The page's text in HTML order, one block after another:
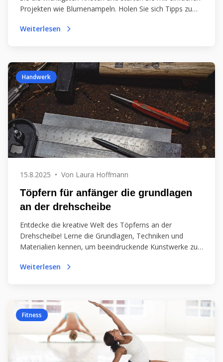
Projekten wie Blumenampeln. Holen Sie sich Tipps zu
Weiterlesen
Handwerk
15.8.2025 • Von Laura Hoffmann
Töpfern für anfänger die grundlagen
an der drehscheibe
Entdecke die kreative Welt des Töpferns an der
Drehscheibe! Lerne die Grundlagen, Techniken und
Materialien kennen, um beeindruckende Kunstwerke zu
Weiterlesen
Fitness